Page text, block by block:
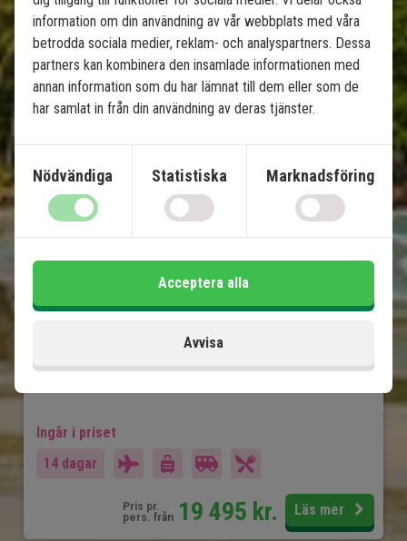
Balis höjdpunkter &
Lembongan
8 nätters rundresa - Ubud, Lovina och Sanur
3 nätters strandsemester på Nusa
Privat chaufför/guide
Ö-stämning, paradisstränder och snorkling
Många upplevelser ingår
Ingår i priset
14 dagar
Pris pr.
pers. från 19 495 kr. Läs mer
information om din användning av vår webbplats med våra
betrodda sociala medier, reklam- och analyspartners. Dessa
partners kan kombinera den insamlade informationen med
annan information som du har lämnat till dem eller som de
har samlat in från din användning av deras tjänster.
Nödvändiga Statistiska Marknadsföring
Avvisa
Acceptera alla